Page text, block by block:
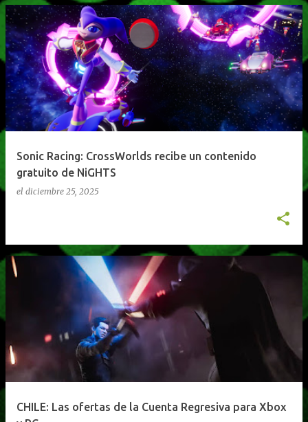
Sonic Racing: CrossWorlds recibe un contenido
gratuito de NiGHTS
el diciembre 25, 2025
CHILE: Las ofertas de la Cuenta Regresiva para Xbox